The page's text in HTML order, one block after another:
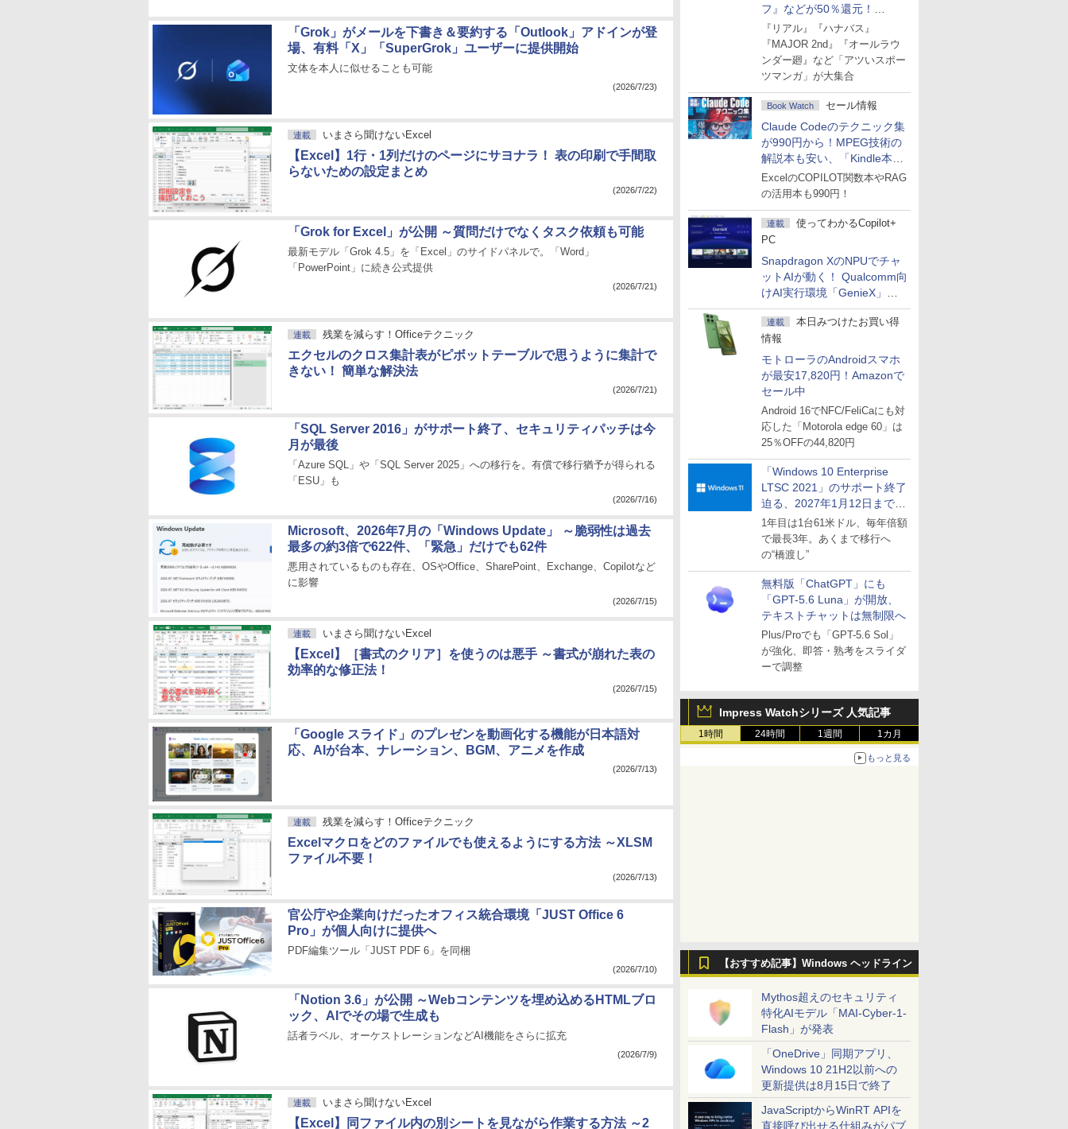
フ』などが50％還元！
Amazonマンガ週末セール
『リアル』『ハナバス』
『MAJOR 2nd』『オールラウ
ンダー廻』など「アツいスポー
ツマンガ」が大集合
Book Watch セール情報
Claude Codeのテクニック集
が990円から！MPEG技術の
解説本も安い、「Kindle本サ
マーセール」第2弾開始！
ExcelのCOPILOT関数本やRAG
の活用本も990円！
連載
使ってわかるCopilot+
PC
Snapdragon XのNPUでチャ
ットAIが動く！ Qualcomm向
けAI実行環境「GenieX」を
試してみた
連載
本日みつけたお買い得
情報
モトローラのAndroidスマホ
が最安17,820円！Amazonで
セール中
Android 16でNFC/FeliCaにも対
応した「Motorola edge 60」は
25％OFFの44,820円
「Windows 10 Enterprise
LTSC 2021」のサポート終了
迫る、2027年1月12日まで
～ESUは9月1日から販売
1年目は1台61米ドル、毎年倍額
で最長3年。あくまで移行へ
の“橋渡し”
無料版「ChatGPT」にも
「GPT-5.6 Luna」が開放、
テキストチャットは無制限へ
Plus/Proでも「GPT-5.6 Sol」
が強化、即答・熟考をスライダ
ーで調整
Impress Watchシリーズ 人気記事
1時間 24時間 1週間 1カ月
もっと見る
【おすすめ記事】Windows ヘッドライン
Mythos超えのセキュリティ
特化AIモデル「MAI-Cyber-1-
Flash」が発表
「OneDrive」同期アプリ、
Windows 10 21H2以前への
更新提供は8月15日で終了
JavaScriptからWinRT APIを
直接呼び出せる仕組みがパブ
「Grok」がメールを下書き＆要約する「Outlook」アドインが登
場、有料「X」「SuperGrok」ユーザーに提供開始
文体を本人に似せることも可能
(2026/7/23)
連載 いまさら聞けないExcel
【Excel】1行・1列だけのページにサヨナラ！ 表の印刷で手間取
らないための設定まとめ
(2026/7/22)
「Grok for Excel」が公開 ～質問だけでなくタスク依頼も可能
最新モデル「Grok 4.5」を「Excel」のサイドパネルで。「Word」
「PowerPoint」に続き公式提供
(2026/7/21)
連載 残業を減らす！Officeテクニック
エクセルのクロス集計表がピボットテーブルで思うように集計で
きない！ 簡単な解決法
(2026/7/21)
「SQL Server 2016」がサポート終了、セキュリティパッチは今
月が最後
「Azure SQL」や「SQL Server 2025」への移行を。有償で移行猶予が得られる
「ESU」も
(2026/7/16)
Microsoft、2026年7月の「Windows Update」 ～脆弱性は過去
最多の約3倍で622件、「緊急」だけでも62件
悪用されているものも存在、OSやOffice、SharePoint、Exchange、Copilotなど
に影響
(2026/7/15)
連載 いまさら聞けないExcel
【Excel】［書式のクリア］を使うのは悪手 ～書式が崩れた表の
効率的な修正法！
(2026/7/15)
「Google スライド」のプレゼンを動画化する機能が日本語対
応、AIが台本、ナレーション、BGM、アニメを作成
(2026/7/13)
連載 残業を減らす！Officeテクニック
Excelマクロをどのファイルでも使えるようにする方法 ～XLSM
ファイル不要！
(2026/7/13)
官公庁や企業向けだったオフィス統合環境「JUST Office 6
Pro」が個人向けに提供へ
PDF編集ツール「JUST PDF 6」を同梱
(2026/7/10)
「Notion 3.6」が公開 ～Webコンテンツを埋め込めるHTMLブロ
ック、AIでその場で生成も
話者ラベル、オーケストレーションなどAI機能をさらに拡充
(2026/7/9)
連載 いまさら聞けないExcel
【Excel】同ファイル内の別シートを見ながら作業する方法 ～2